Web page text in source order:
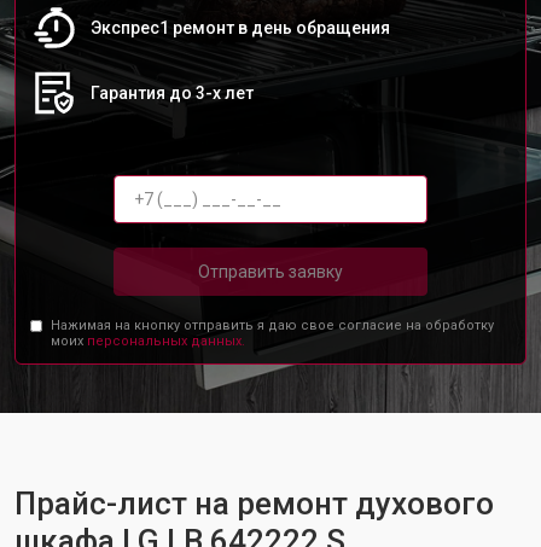
Экспрес1 ремонт в день обращения
Гарантия до 3-х лет
Отправить заявку
Нажимая на кнопку отправить я даю свое согласие на обработку
моих персональных данных.
Прайс-лист на ремонт духового